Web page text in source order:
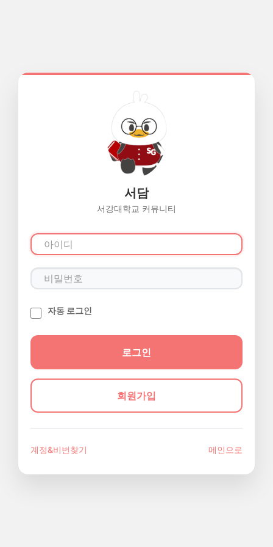
서담
서강대학교 커뮤니티
자동 로그인
회원가입
계정&비번찾기 메인으로